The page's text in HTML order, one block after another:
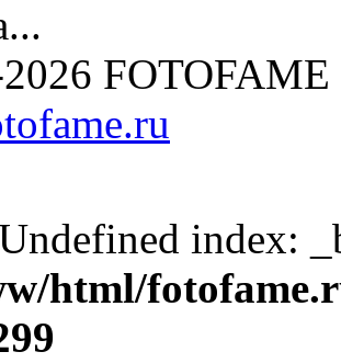
FOTOFAME
index:
html/